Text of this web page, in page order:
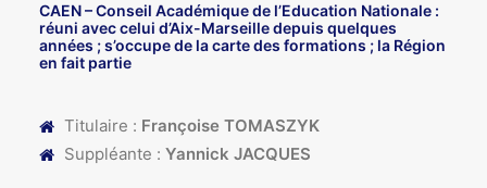
CAEN– Conseil Académique de l’Education Nationale :
réuni avec celui d’Aix-Marseille depuis quelques
années ; s’occupe de la carte des formations ; la Région
en fait partie
Titulaire : Françoise TOMASZYK
Suppléante : Yannick JACQUES